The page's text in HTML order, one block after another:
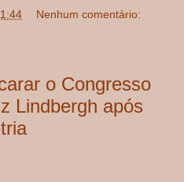
Nenhum comentário:
o Congresso
Lindbergh após